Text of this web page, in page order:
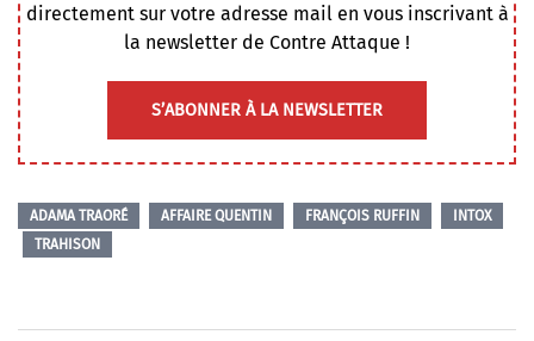
directement sur votre adresse mail en vous inscrivant à
la newsletter de Contre Attaque !
S’ABONNER À LA NEWSLETTER
ADAMA TRAORÉ AFFAIRE QUENTIN FRANÇOIS RUFFIN
INTOX
TRAHISON